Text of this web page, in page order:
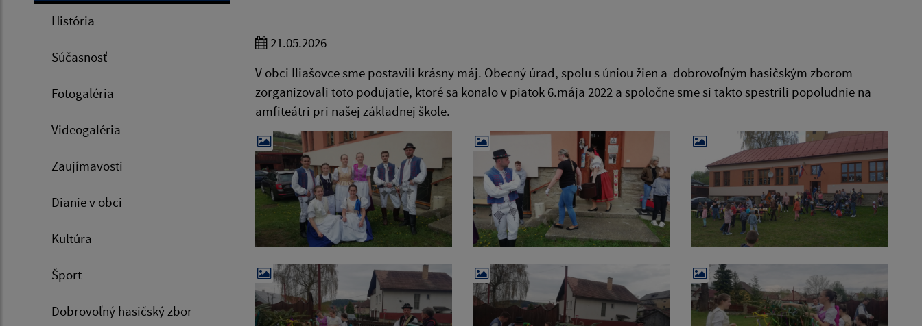
História
Súčasnosť
Fotogaléria
Videogaléria
Zaujímavosti
Dianie v obci
Kultúra
Šport
Dobrovoľný hasičský zbor
21.05.2026
V obci Iliašovce sme postavili krásny máj. Obecný úrad, spolu s úniou žien a dobrovoľným hasičským zborom
zorganizovali toto podujatie, ktoré sa konalo v piatok 6.mája 2022 a spoločne sme si takto spestrili popoludnie na
amfiteátri pri našej základnej škole.